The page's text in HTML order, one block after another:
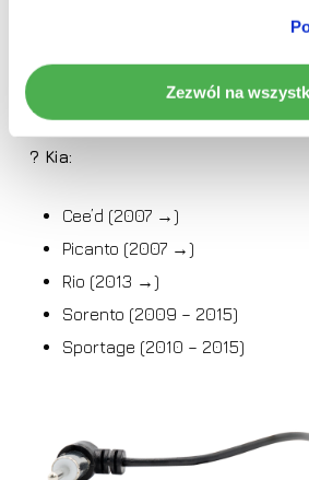
Zezwól na
Santa Fe (2006 – 2019)
Tucson (2016 →)
? Kia:
Cee’d (2007 →)
Picanto (2007 →)
Rio (2013 →)
Sorento (2009 – 2015)
Sportage (2010 – 2015)